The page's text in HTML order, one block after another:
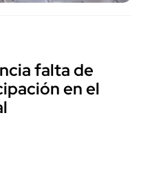
falta de
en el